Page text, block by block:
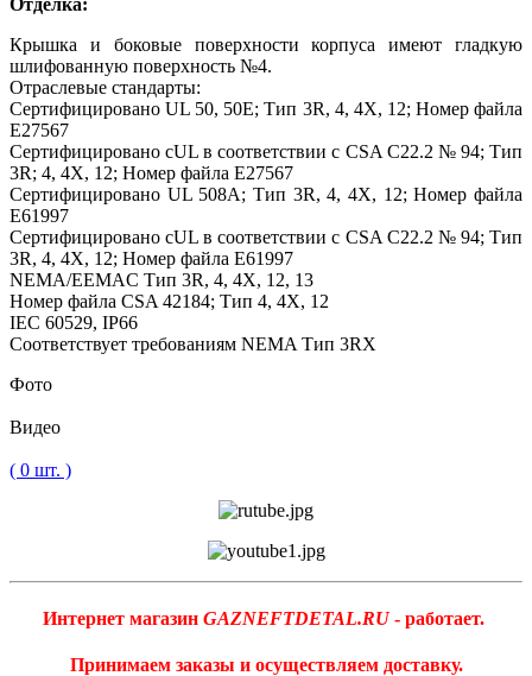
Крышка и боковые поверхности корпуса имеют гладкую
шлифованную поверхность №4.
Отраслевые стандарты:
Сертифицировано UL 50, 50E; Тип 3R, 4, 4X, 12; Номер файла
E27567
Сертифицировано cUL в соответствии с CSA C22.2 № 94; Тип
3R; 4, 4X, 12; Номер файла E27567
Сертифицировано UL 508A; Тип 3R, 4, 4X, 12; Номер файла
E61997
Сертифицировано cUL в соответствии с CSA C22.2 № 94; Тип
3R, 4, 4X, 12; Номер файла E61997
NEMA/EEMAC Тип 3R, 4, 4X, 12, 13
Номер файла CSA 42184; Тип 4, 4X, 12
IEC 60529, IP66
Соответствует требованиям NEMA Тип 3RX
Фото
Видео
( 0 шт. )
Интернет магазин GAZNEFTDETAL.RU- работает.
Принимаем заказы и осуществляем доставку.